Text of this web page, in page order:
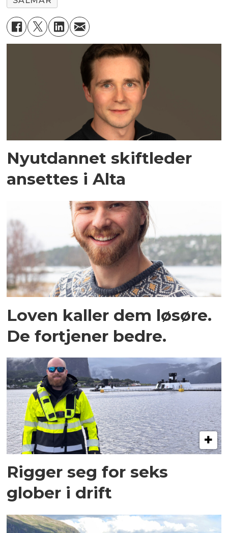
Nyutdannet skiftleder
ansettes i Alta
Loven kaller dem løsøre.
De fortjener bedre.
Rigger seg for seks
glober i drift